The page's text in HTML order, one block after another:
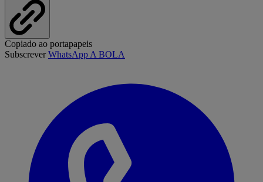
Copiado ao portapapeis
SubscreverWhatsApp A BOLA